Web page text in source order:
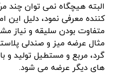
البته هیچگاه نمی توان چند
کننده معرفی نمود، دلیل این
متفاوت بودن سلیقه و نیاز
مثال عرضه میز و صندلی
گرد، مربع و مستطیل تولید و
های دیگر عرضه می شود.